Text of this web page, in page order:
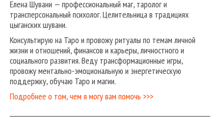
Елена Шувани — профессиональный маг, таролог и
трансперсональный психолог. Целительница в традициях
цыганских шувани.
Консультирую на Таро и провожу ритуалы по темам личной
жизни и отношений, финансов и карьеры, личностного и
социального развития. Веду трансформационные игры,
провожу ментально-эмоциональную и энергетическую
поддержку, обучаю Таро и магии.
Подробнее о том, чем я могу вам помочь >>>